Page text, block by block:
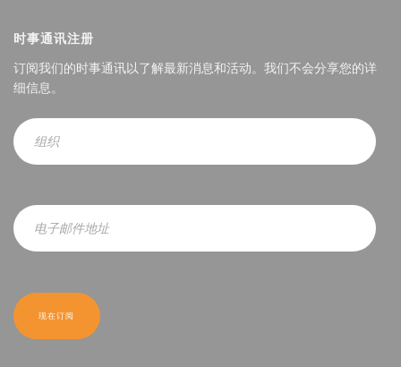
时事通讯注册
订阅我们的时事通讯以了解最新消息和活动。我们不会分享您的详
细信息。